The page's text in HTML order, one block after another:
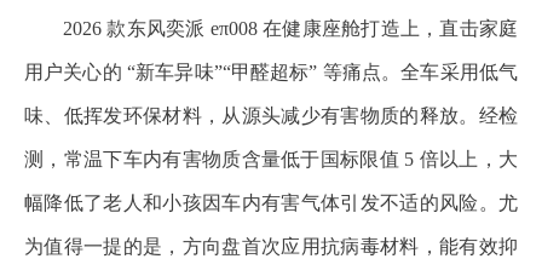
2026 款东风奕派 eπ008 在健康座舱打造上，直击家庭
用户关心的 “新车异味”“甲醛超标” 等痛点。全车采用低气
味、低挥发环保材料，从源头减少有害物质的释放。经检
测，常温下车内有害物质含量低于国标限值 5 倍以上，大
幅降低了老人和小孩因车内有害气体引发不适的风险。尤
为值得一提的是，方向盘首次应用抗病毒材料，能有效抑